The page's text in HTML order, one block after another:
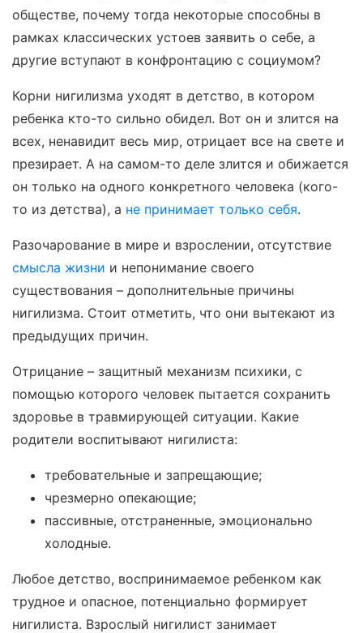
обществе, почему тогда некоторые способны в
рамках классических устоев заявить о себе, а
другие вступают в конфронтацию с социумом?
Корни нигилизма уходят в детство, в котором
ребенка кто-то сильно обидел. Вот он и злится на
всех, ненавидит весь мир, отрицает все на свете и
презирает. А на самом-то деле злится и обижается
он только на одного конкретного человека (кого-
то из детства), а не принимает только себя.
Разочарование в мире и взрослении, отсутствие
смысла жизни и непонимание своего
существования – дополнительные причины
нигилизма. Стоит отметить, что они вытекают из
предыдущих причин.
Отрицание – защитный механизм психики, с
помощью которого человек пытается сохранить
здоровье в травмирующей ситуации. Какие
родители воспитывают нигилиста:
требовательные и запрещающие;
чрезмерно опекающие;
пассивные, отстраненные, эмоционально
холодные.
Любое детство, воспринимаемое ребенком как
трудное и опасное, потенциально формирует
нигилиста. Взрослый нигилист занимает